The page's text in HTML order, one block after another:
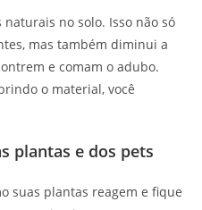
no solo. Isso não só
mas também diminui a
e comam o adubo.
o material, você
plantas e dos pets
suas plantas reagem e fique